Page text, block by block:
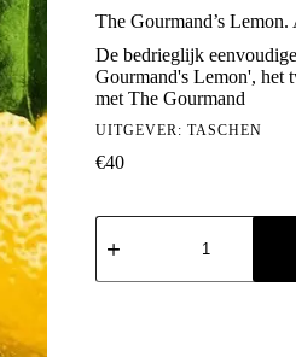
The Gourmand’s
De bedrieglijk
Gourmand's Lemon', het
met The Gourmand
UITGEVER: TASCHEN
€40
The
Gourmand's
A